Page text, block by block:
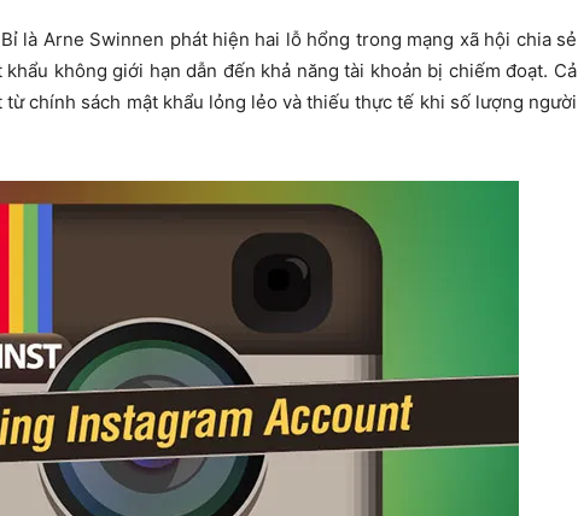
là Arne Swinnen phát hiện hai lỗ hổng trong mạng xã hội chia sẻ
không giới hạn dẫn đến khả năng tài khoản bị chiếm đoạt. Cả
từ chính sách mật khẩu lỏng lẻo và thiếu thực tế khi số lượng người